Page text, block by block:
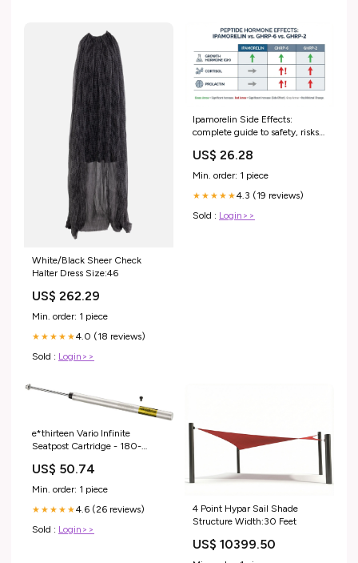
White/Black Sheer Check
Halter Dress Size:46
US$ 262.29
Min. order: 1 piece
★★★★★4.0 (18 reviews)
Sold : Login>>
Ipamorelin Side Effects:
complete guide to safety, risks,
US$ 26.28
Min. order: 1 piece
★★★★★4.3 (19 reviews)
Sold : Login>>
e*thirteen Vario Infinite
Seatpost Cartridge - 180-
US$ 50.74
Min. order: 1 piece
★★★★★4.6 (26 reviews)
Sold : Login>>
4 Point Hypar Sail Shade
Structure Width:30 Feet
US$ 10399.50